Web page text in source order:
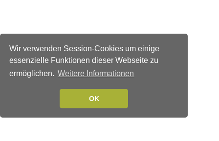
Wir verwenden Session-Cookies um einige
essenzielle Funktionen dieser Webseite zu
ermöglichen. Weitere Informationen
OK